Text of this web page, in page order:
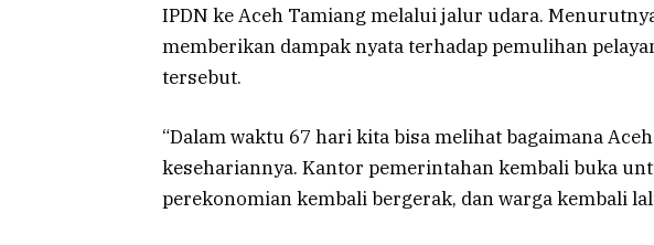
IPDN ke Aceh Tamiang melalui jalur udara.
memberikan dampak nyata terhadap pemulihan
tersebut.
“Dalam waktu 67 hari kita bisa melihat bagaimana
kesehariannya. Kantor pemerintahan kembali buka
perekonomian kembali bergerak, dan warga kembali